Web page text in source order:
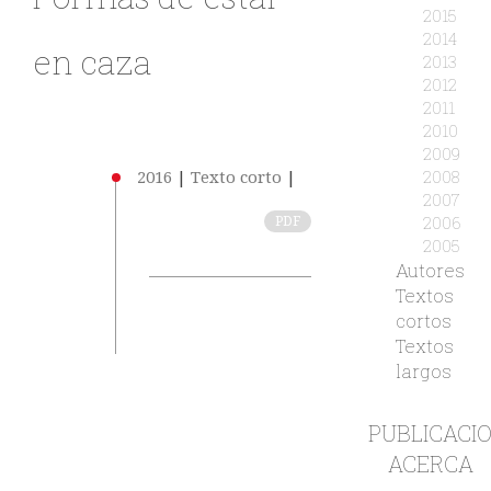
2015
2014
2013
2012
2011
2010
2009
2008
2007
2006
2005
Autores
Textos
cortos
Textos
largos
ACERCA
en caza
2016 | Texto corto |
PDF